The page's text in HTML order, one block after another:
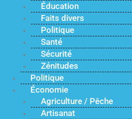
Éducation
Faits divers
Politique
Santé
Sécurité
Zénitudes
Politique
Économie
Agriculture / Pêche
Artisanat